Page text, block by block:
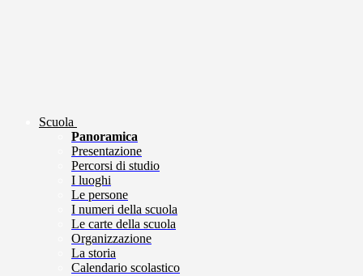
Scuola
Panoramica
Presentazione
Percorsi di studio
I luoghi
Le persone
I numeri della scuola
Le carte della scuola
Organizzazione
La storia
Calendario scolastico